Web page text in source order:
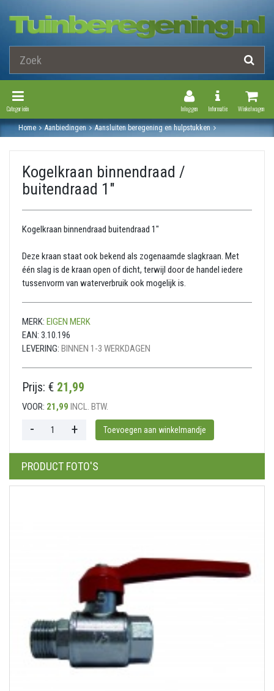
Winkelwagen
Toggle
Informatie
Inloggen
Toggle Navigation
Categorieën
Home Aanbiedingen
Aansluiten beregening en hulpstukken
Kogelkraan binnendraad /
buitendraad 1"
Kogelkraan binnendraad buitendraad 1"
Deze kraan staat ook bekend als zogenaamde slagkraan. Met
één slag is de kraan open of dicht, terwijl door de handel iedere
tussenvorm van waterverbruik ook mogelijk is.
MERK: EIGEN MERK
EAN: 3.10.196
LEVERING: BINNEN 1-3 WERKDAGEN
Prijs: € 21,99
VOOR: 21,99 INCL. BTW.
PRODUCT FOTO'S